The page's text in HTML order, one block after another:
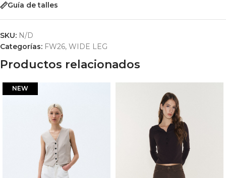
Guía de talles
SKU: N/D
Categorías: FW26, WIDE LEG
Productos relacionados
NEW